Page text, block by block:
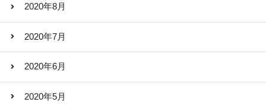
2020年8月
2020年7月
2020年6月
2020年5月